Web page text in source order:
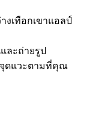
เทือกเขาแอลป์
ละถ่ายรูป
จุดแวะตามที่คุณ